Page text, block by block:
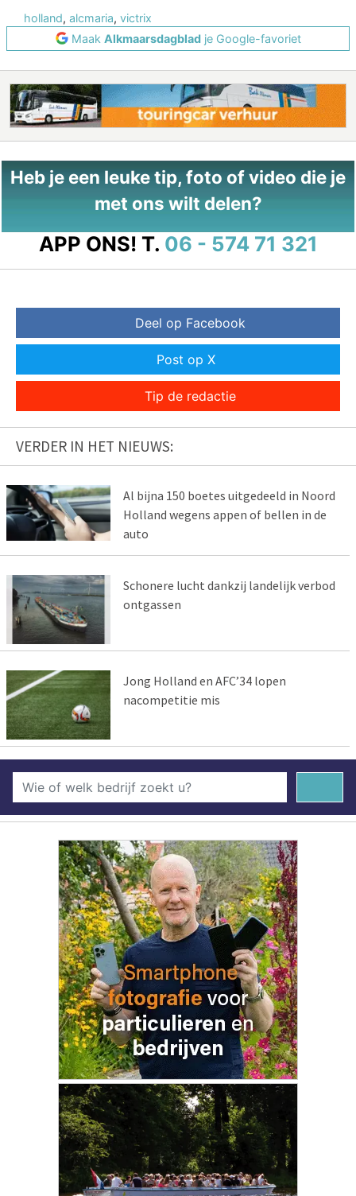
holland, alcmaria, victrix
Maak Alkmaarsdagbladje Google-favoriet
Heb je een leuke tip, foto of video die je
met ons wilt delen?
APP ONS! T. 06 - 574 71 321
Deel op Facebook
Post op X
Tip de redactie
VERDER IN HET NIEUWS:
Al bijna 150 boetes uitgedeeld in Noord
Holland wegens appen of bellen in de
auto
Schonere lucht dankzij landelijk verbod
ontgassen
Jong Holland en AFC’34 lopen
nacompetitie mis